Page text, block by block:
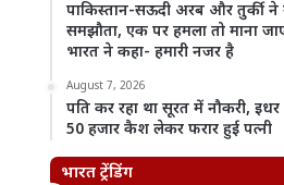
पाकिस्तान-सऊदी अरब और तुर्की ने
समझौता, एक पर हमला तो माना
भारत ने कहा- हमारी नजर है
August 7, 2026
पति कर रहा था सूरत में नौकरी,
50 हजार कैश लेकर फरार हुई पत्नी
भारत ट्रेंडिंग